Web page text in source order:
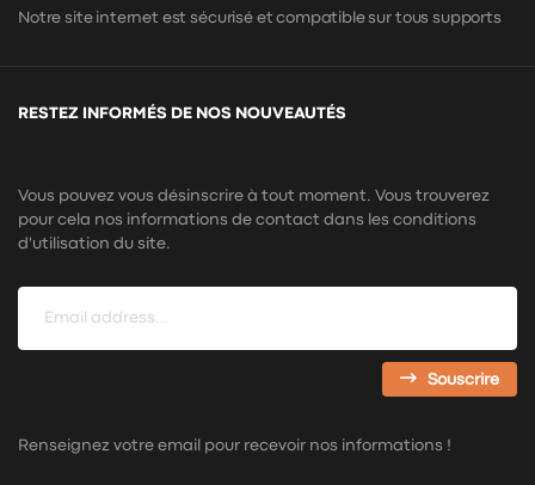
Notre site internet est sécurisé et compatible sur tous supports
RESTEZ INFORMÉS DE NOS NOUVEAUTÉS
Vous pouvez vous désinscrire à tout moment. Vous trouverez
pour cela nos informations de contact dans les conditions
d'utilisation du site.
Souscrire
Renseignez votre email pour recevoir nos informations !